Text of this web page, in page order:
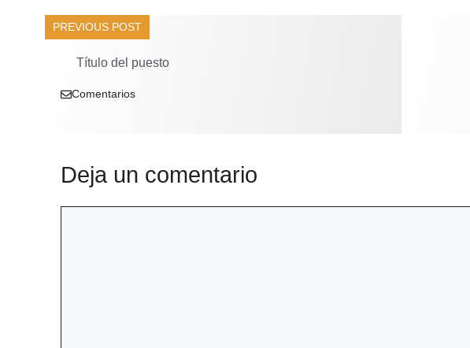
PREVIOUS POST
Título del puesto
Comentarios
Deja un comentario